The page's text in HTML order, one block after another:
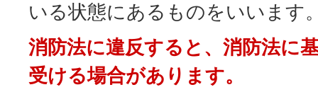
いる状態にあるものをいいます
消防法に違反すると、消防法に
受ける場合があります。